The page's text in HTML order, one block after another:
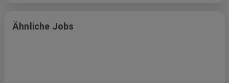
und sehr gute Entwicklungschancen sowie
Förderprogramme. In unseren unterschiedlichen
Ähnliche Jobs